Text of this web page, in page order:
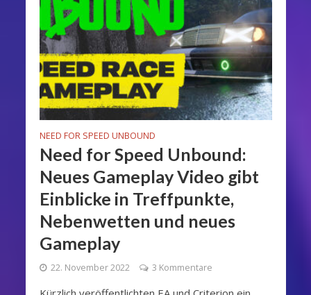
NEED FOR SPEED UNBOUND
Need for Speed Unbound:
Neues Gameplay Video gibt
Einblicke in Treffpunkte,
Nebenwetten und neues
Gameplay
22. November 2022 3 Kommentare